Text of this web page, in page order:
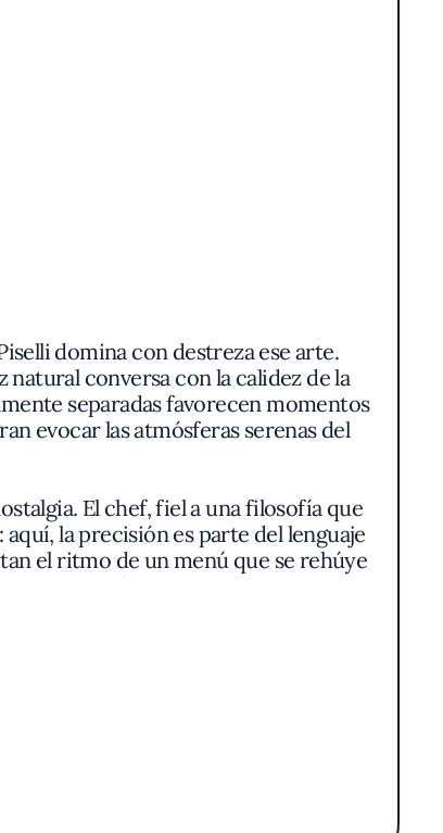
domina con destreza ese arte.
natural conversa con la calidez de la
separadas favorecen momentos
evocar las atmósferas serenas del
El chef, fiel a una filosofía que
la precisión es parte del lenguaje
el ritmo de un menú que se rehúye
de la técnica— hasta risottos que
calibrado.